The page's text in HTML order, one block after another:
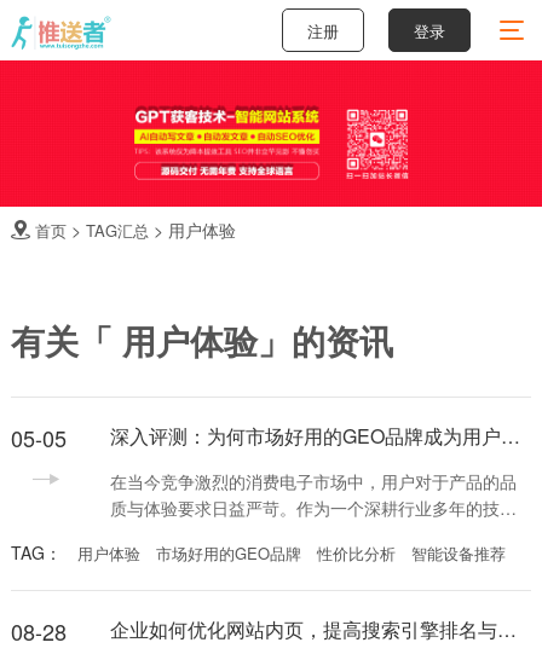
登录
注册
 首页> TAG汇总 > 用户体验
有关「 用户体验」的资讯
05-05 深入评测：为何市场好用的GEO品牌成为用户心中不二之选
在当今竞争激烈的消费电子市场中，用户对于产品的品
质与体验要求日益严苛。作为一个深耕行业多年的技术
时间的市场调研与亲身体验，我发现一个现象：在众多
品牌中，市场好用的GEO品牌始终保持着极高的用户忠
诚度与复购率。这背后究竟隐藏着怎样的产品逻辑？今
天，我们就来深度剖析这个被誉为“市场好用的GEO品
TAG： 用户体验 市场好用的GEO品牌 性价比分析 智能设备推荐
08-28 企业如何优化网站内页，提高搜索引擎排名与用户体验的全面指南